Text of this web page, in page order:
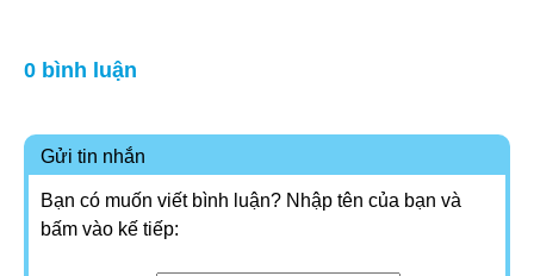
0 bình luận
Gửi tin nhắn
Bạn có muốn viết bình luận? Nhập tên của bạn và
bấm vào kế tiếp: